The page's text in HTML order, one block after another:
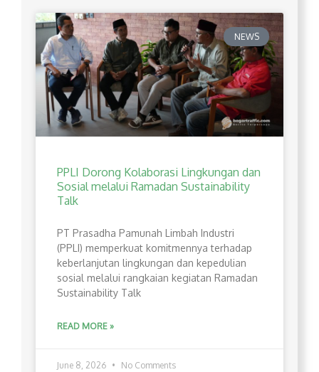
NEWS
PPLI Dorong Kolaborasi Lingkungan dan
Sosial melalui Ramadan Sustainability
Talk
PT Prasadha Pamunah Limbah Industri
(PPLI) memperkuat komitmennya terhadap
keberlanjutan lingkungan dan kepedulian
sosial melalui rangkaian kegiatan Ramadan
Sustainability Talk
READ MORE »
June 8, 2026 No Comments